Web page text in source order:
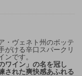
・ヴェネト州のボッテ
がける辛口スパークリ
ンです。
ワイン」の名を冠し
された爽快感あふれる